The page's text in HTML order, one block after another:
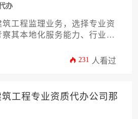
办
工程监理业务，选择专业资
其本地化服务能力、行业成
知与跨文化协调优势。
231 人看过
工程专业资质代办公司那